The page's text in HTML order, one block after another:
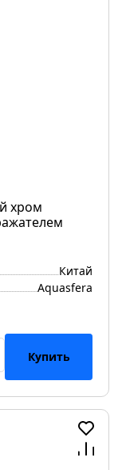
хром
Китай
Aquasfera
Купить